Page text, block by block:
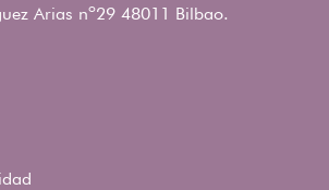
Arias nº29 48011 Bilbao.